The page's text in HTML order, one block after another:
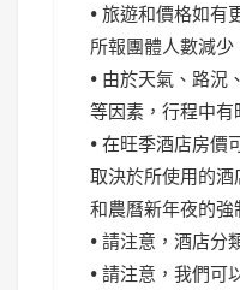
• 旅遊和價格如有
所報團體人數減少
• 由於天氣、路況
等因素，行程中
• 在旺季酒店房價
取決於所使用的
和農曆新年夜的強
• 請注意，酒店分
• 請注意，我們可